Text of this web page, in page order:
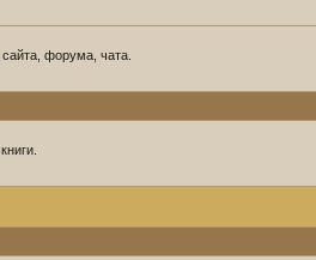
форума, чата.